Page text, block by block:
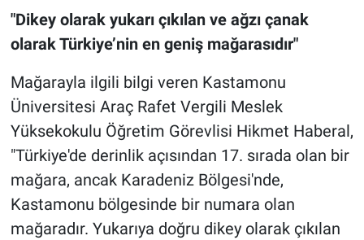
"Dikey olarak yukarı çıkılan ve ağzı çanak
olarak Türkiye’nin en geniş mağarasıdır"
Mağarayla ilgili bilgi veren Kastamonu
Üniversitesi Araç Rafet Vergili Meslek
Yüksekokulu Öğretim Görevlisi Hikmet Haberal,
"Türkiye'de derinlik açısından 17. sırada olan bir
mağara, ancak Karadeniz Bölgesi'nde,
Kastamonu bölgesinde bir numara olan
mağaradır. Yukarıya doğru dikey olarak çıkılan